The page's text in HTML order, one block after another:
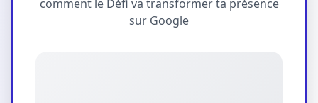
comment le Défi va transformer ta présence
sur Google